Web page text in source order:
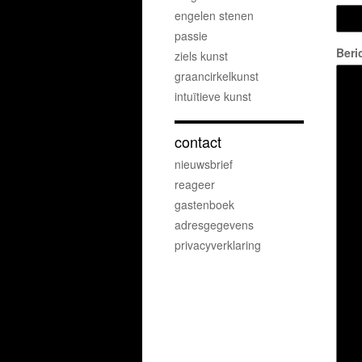
engelen stenen
passie
ziels kunst
graancirkelkunst
intuïtieve kunst
contact
nieuwsbrief
reageer
gastenboek
adresgegevens
privacyverklaring